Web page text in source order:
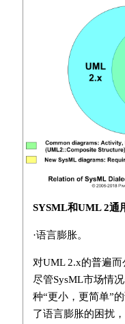
SYSML和UML 2通
·语言膨胀。
对UML 2.x的普遍而
尽管SysML市场情
种“更小，更简单”
了语言膨胀的困扰